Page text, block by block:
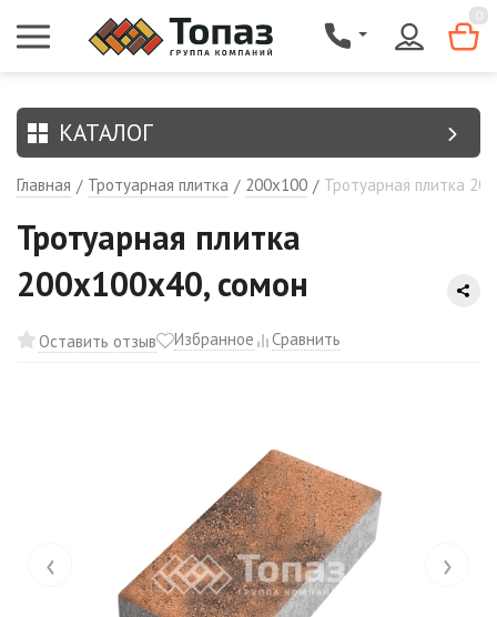
0
КАТАЛОГ
Главная / Тротуарная плитка / 200х100 / Тротуарная плитка
Тротуарная плитка
200х100х40, сомон
Оставить отзыв Избранное Сравнить
‹ ›